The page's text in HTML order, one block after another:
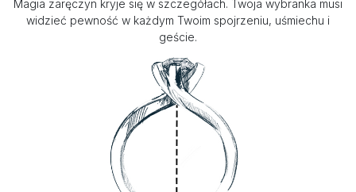
Magia zaręczyn kryje się w szczegółach. Twoja wybranka musi
widzieć pewność w każdym Twoim spojrzeniu, uśmiechu i
geście.